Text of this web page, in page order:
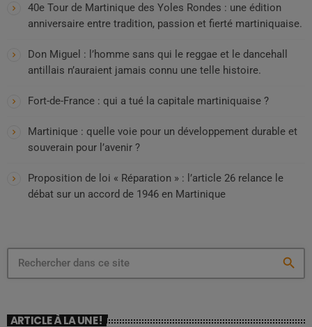
40e Tour de Martinique des Yoles Rondes : une édition
anniversaire entre tradition, passion et fierté martiniquaise.
Don Miguel : l’homme sans qui le reggae et le dancehall
antillais n’auraient jamais connu une telle histoire.
Fort-de-France : qui a tué la capitale martiniquaise ?
Martinique : quelle voie pour un développement durable et
souverain pour l’avenir ?
Proposition de loi « Réparation » : l’article 26 relance le
débat sur un accord de 1946 en Martinique
search
ARTICLE À LA UNE !